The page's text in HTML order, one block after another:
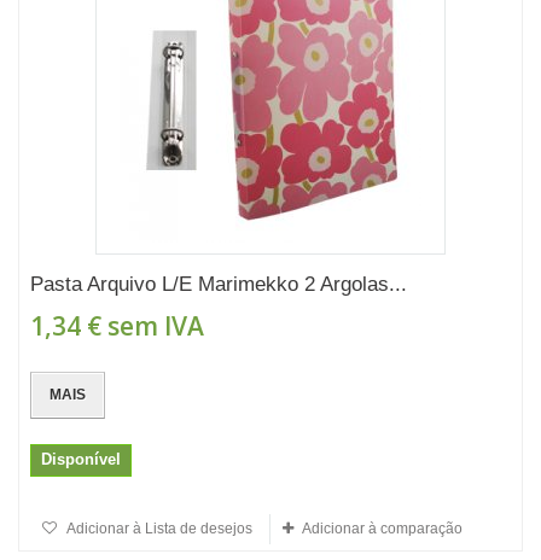
Pasta Arquivo L/E Marimekko 2 Argolas...
1,34 € sem IVA
MAIS
Disponível
Adicionar à Lista de desejos Adicionar à comparação